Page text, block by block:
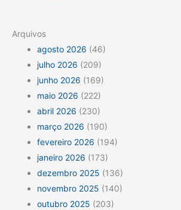
Arquivos
agosto 2026 (46)
julho 2026 (209)
junho 2026 (169)
maio 2026 (222)
abril 2026 (230)
março 2026 (190)
fevereiro 2026 (194)
janeiro 2026 (173)
dezembro 2025 (136)
novembro 2025 (140)
outubro 2025 (203)